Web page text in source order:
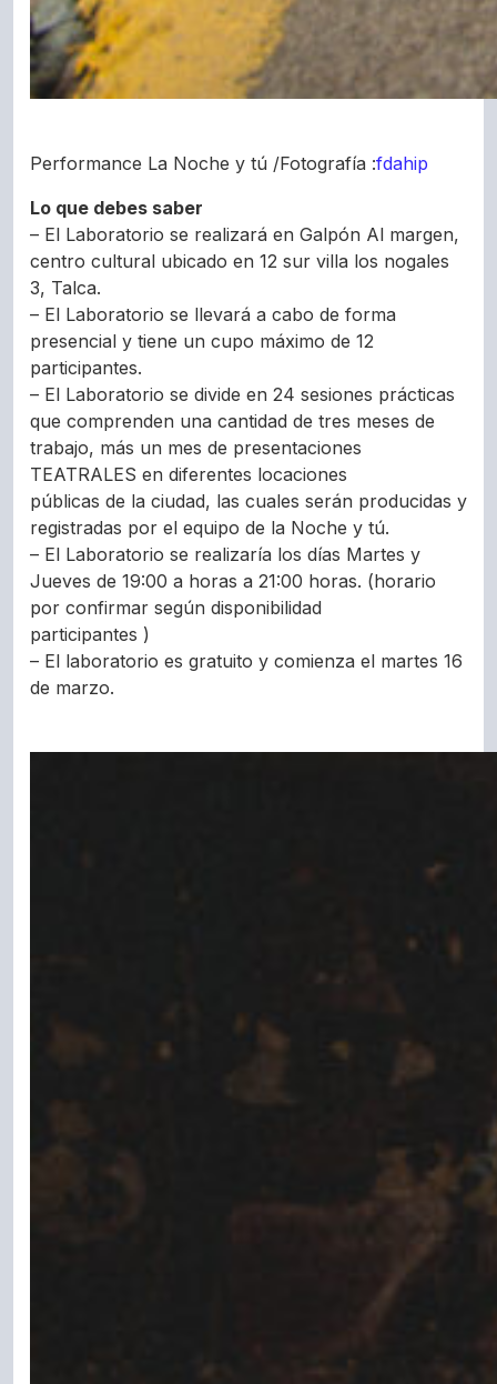
Performance La Noche y tú /Fotografía :fdahip
Lo que debes saber
– El Laboratorio se realizará en Galpón Al margen,
centro cultural ubicado en 12 sur villa los nogales
3, Talca.
– El Laboratorio se llevará a cabo de forma
presencial y tiene un cupo máximo de 12
participantes.
– El Laboratorio se divide en 24 sesiones prácticas
que comprenden una cantidad de tres meses de
trabajo, más un mes de presentaciones
TEATRALES en diferentes locaciones
públicas de la ciudad, las cuales serán producidas y
registradas por el equipo de la Noche y tú.
– El Laboratorio se realizaría los días Martes y
Jueves de 19:00 a horas a 21:00 horas. (horario
por confirmar según disponibilidad
participantes )
– El laboratorio es gratuito y comienza el martes 16
de marzo.